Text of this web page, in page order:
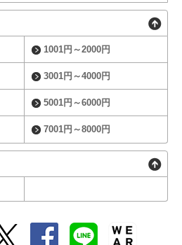
1001円～2000円
3001円～4000円
5001円～6000円
7001円～8000円